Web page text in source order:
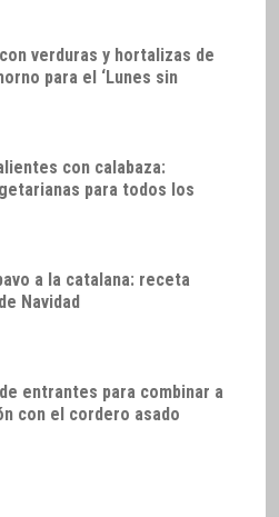
verduras y hortalizas de
para el ‘Lunes sin
con calabaza:
para todos los
a la catalana: receta
Navidad
entrantes para combinar a
con el cordero asado